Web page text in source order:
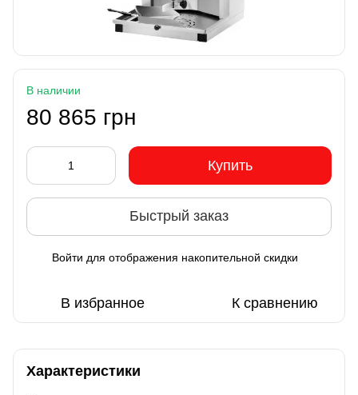
В наличии
80 865 грн
Купить
Быстрый заказ
Войти для отображения накопительной скидки
В избранное К сравнению
Характеристики